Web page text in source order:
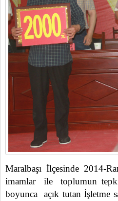
Maralbaşı İlçesinde 2014-
imamlar ile toplumun
boyunca açık tutan